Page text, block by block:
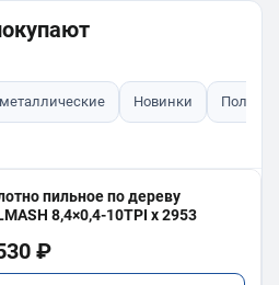
Новинки
пильное по дереву
8,4×0,4-10TPI x 2953
₽